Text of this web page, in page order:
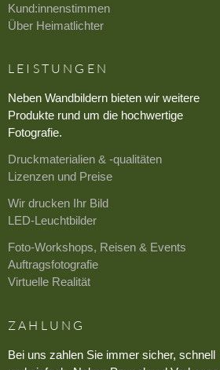
Kund:innenstimmen
Über Heimatlichter
LEISTUNGEN
Neben Wandbildern bieten wir weitere
Produkte rund um die hochwertige
Fotografie.
Druckmaterialien & -qualitäten
Lizenzen und Preise
Wir drucken Ihr Bild
LED-Leuchtbilder
Foto-Workshops, Reisen & Events
Auftragsfotografie
Virtuelle Realität
ZAHLUNG
Bei uns zahlen Sie immer sicher, schnell